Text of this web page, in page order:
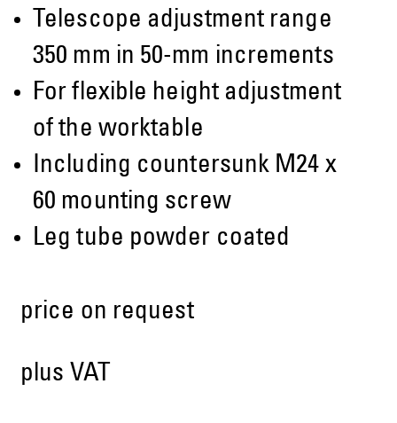
Telescope adjustment range
350 mm in 50-mm increments
For flexible height adjustment
of the worktable
Including countersunk M24 x
60 mounting screw
Leg tube powder coated
price on request
plus VAT